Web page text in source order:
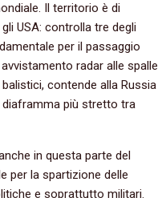
Il territorio è di
USA: controlla tre degli
per il passaggio
radar alle spalle
contende alla Russia
diaframma più stretto tra
in questa parte del
per la spartizione delle
e soprattutto militari.